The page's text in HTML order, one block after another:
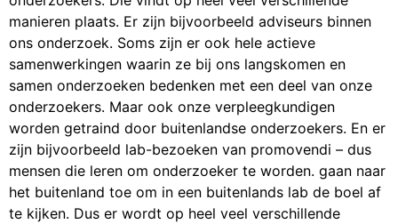
manieren plaats. Er zijn bijvoorbeeld adviseurs binnen
ons onderzoek. Soms zijn er ook hele actieve
samenwerkingen waarin ze bij ons langskomen en
samen onderzoeken bedenken met een deel van onze
onderzoekers. Maar ook onze verpleegkundigen
worden getraind door buitenlandse onderzoekers. En er
zijn bijvoorbeeld lab-bezoeken van promovendi – dus
mensen die leren om onderzoeker te worden. gaan naar
het buitenland toe om in een buitenlands lab de boel af
te kijken. Dus er wordt op heel veel verschillende